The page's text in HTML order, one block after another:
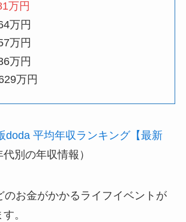
万円
万円
万円
万円
万円
doda 平均年収ランキング【最新
代別の年収情報）
のお金がかかるライフイベントが
。